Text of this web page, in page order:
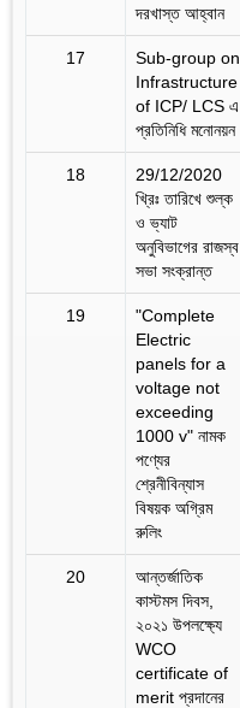
দরখাস্ত আহ্বান
17
Sub-group on
Infrastructure
of ICP/ LCS এ
প্রতিনিধি মনোনয়ন
18
29/12/2020
খ্রিঃ তারিখে শুল্ক
ও ভ্যাট
অনুবিভাগের রাজস্ব
সভা সংক্রান্ত
19
"Complete
Electric
panels for a
voltage not
exceeding
1000 v" নামক
পণ্যের
শ্রেনীবিন্যাস
বিষয়ক অগ্রিম
রুলিং
20
আন্তর্জাতিক
কাস্টমস দিবস,
২০২১ উপলক্ষ্যে
WCO
certificate of
merit প্রদানের